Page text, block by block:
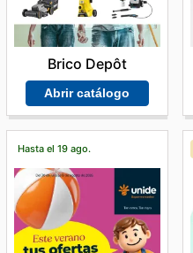
Brico Depôt
Abrir catálogo
Hasta el 19 ago.